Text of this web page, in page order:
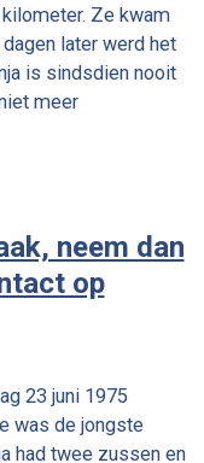
Ze kwam
later werd het
is sindsdien nooit
meer
neem dan
op
23 juni 1975
was de jongste
had twee zussen en